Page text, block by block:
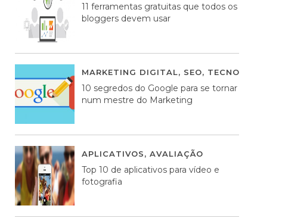
11 ferramentas gratuitas que todos os
bloggers devem usar
MARKETING DIGITAL, SEO, TECNOLOGIA
10 segredos do Google para se tornar
num mestre do Marketing
APLICATIVOS, AVALIAÇÃO
Top 10 de aplicativos para vídeo e
fotografia